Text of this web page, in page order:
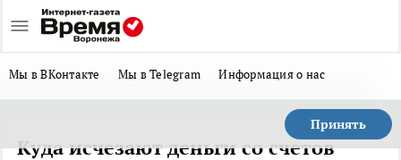
Мы в ВКонтакте Мы в Telegram Информация о нас
Принять
Куда исчезают деньги со счетов